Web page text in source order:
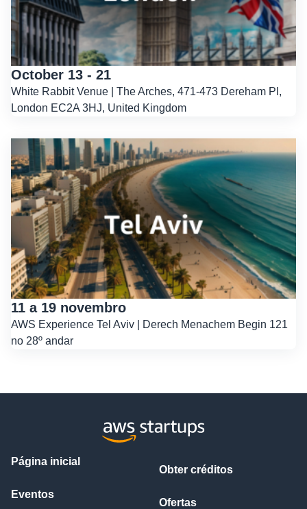
October 13 - 21
White Rabbit Venue | The Arches, 471-473 Dereham Pl,
London EC2A 3HJ, United Kingdom
11 a 19 novembro
AWS Experience Tel Aviv | Derech Menachem Begin 121
no 28º andar
Página inicial
Eventos
Obter créditos
Ofertas